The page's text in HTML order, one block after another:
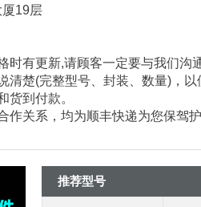
19层
时有更新,请顾客一定要与我们沟
清楚(完整型号、封装、数量) ，
货到付款。
作关系，均为顺丰快递为您保驾护
推荐型号